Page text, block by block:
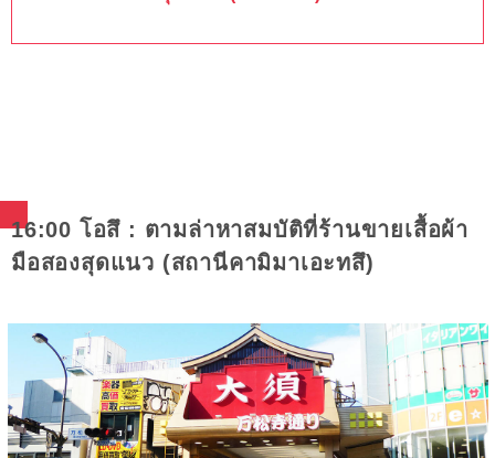
16:00 โอสึ : ตามล่าหาสมบัติที่ร้านขายเสื้อผ้า
มือสองสุดแนว (สถานีคามิมาเอะทสึ)